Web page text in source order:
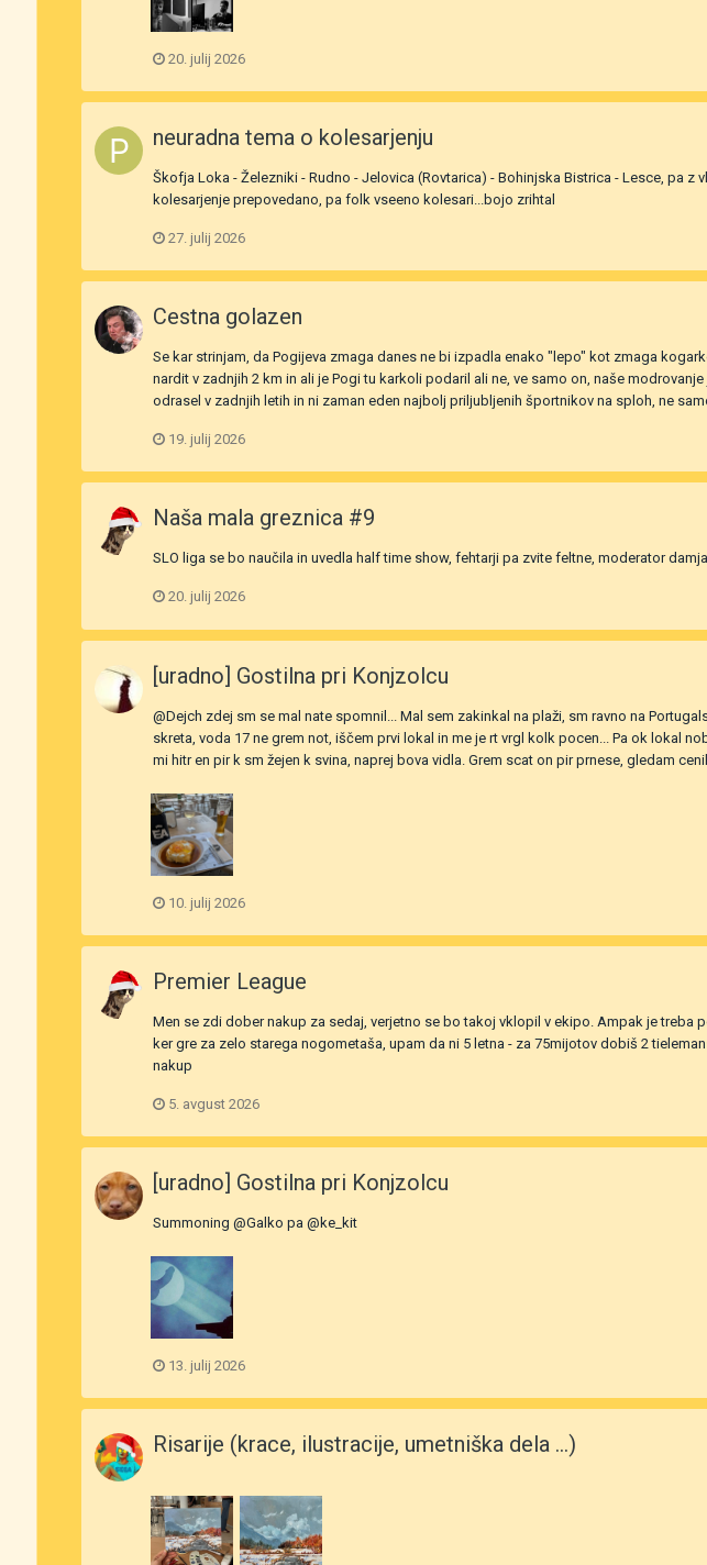
20. julij 2026
neuradna tema o kolesarjenju
Škofja Loka - Železniki - Rudno - Jelovica (Rovtarica) - Bohinjska Bistrica - Lesce, pa
kolesarjenje prepovedano, pa folk vseeno kolesari...bojo zrihtal
27. julij 2026
Cestna golazen
Se kar strinjam, da Pogijeva zmaga danes ne bi izpadla enako "lepo" kot zmaga
nardit v zadnjih 2 km in ali je Pogi tu karkoli podaril ali ne, ve samo on, naše
odrasel v zadnjih letih in ni zaman eden najbolj priljubljenih športnikov na sploh, ne
19. julij 2026
Naša mala greznica #9
SLO liga se bo naučila in uvedla half time show, fehtarji pa zvite feltne, moderator
20. julij 2026
[uradno] Gostilna pri Konjzolcu
@Dejch zdej sm se mal nate spomnil... Mal sem zakinkal na plaži, sm ravno na
skreta, voda 17 ne grem not, iščem prvi lokal in me je rt vrgl kolk pocen... Pa ok lokal
mi hitr en pir k sm žejen k svina, naprej bova vidla. Grem scat on pir prnese, gledam
10. julij 2026
Premier League
Men se zdi dober nakup za sedaj, verjetno se bo takoj vklopil v ekipo. Ampak je
ker gre za zelo starega nogometaša, upam da ni 5 letna - za 75mijotov dobiš 2
nakup
5. avgust 2026
[uradno] Gostilna pri Konjzolcu
Summoning @Galko pa @ke_kit
13. julij 2026
Risarije (krace, ilustracije, umetniška dela ...)